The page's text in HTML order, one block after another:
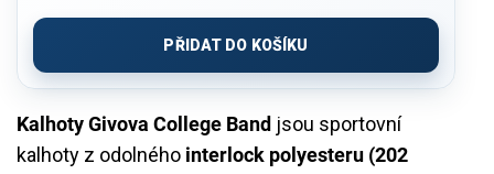
Kalhoty Givova College Band jsou sportovní
kalhoty z odolného interlock polyesteru (202
cena:
PŘIDAT DO KOŠÍKU